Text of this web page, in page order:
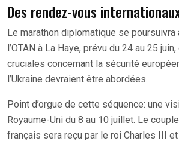
Des rendez-vous
Le marathon diplomatique se
l’OTAN à La Haye, prévu du 24 au 25
cruciales concernant la sécurité
l’Ukraine devraient être abordées.
Point d’orgue de cette séquence: une
Royaume-Uni du 8 au 10 juillet. Le
français sera reçu par le roi Charles III